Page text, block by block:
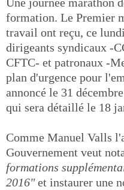
formation. Le Premier
travail ont reçu, ce
dirigeants syndicaux -
CFTC- et patronaux -
plan d'urgence pour
annoncé le 31
qui sera détaillé le 18
Comme Manuel Valls
Gouvernement veut
formations
2016"et instaurer une